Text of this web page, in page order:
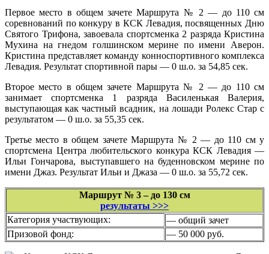
Первое место в общем зачете Маршрута № 2 — до 110 см
соревнований по конкуру в КСК Левадия, посвященных Дню
Святого Трифона, завоевала спортсменка 2 разряда Кристина
Мухина на гнедом голшинском мерине по имени Аверон.
Кристина представляет команду конноспортивного комплекса
Левадия. Результат спортивной пары — 0 ш.о. за 54,85 сек.
Второе место в общем зачете Маршрута № 2 — до 110 см
занимает спортсменка 1 разряда Василенькая Валерия,
выступающая как частный всадник, на лошади Ролекс Стар с
результатом — 0 ш.о. за 55,35 сек.
Третье место в общем зачете Маршрута № 2 — до 110 см у
спортсмена Центра любительского конкура КСК Левадия —
Ильи Гончарова, выступавшего на буденновском мерине по
имени Джаз. Результат Ильи и Джаза — 0 ш.о. за 55,72 сек.
Маршрут № 3 – до 130 см
результаты >>>
Категория участвующих:
— общий зачет
Призовой фонд:
— 50 000 руб.